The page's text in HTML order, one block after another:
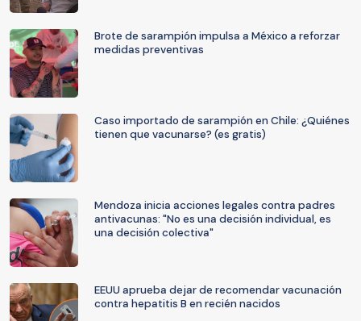
Brote de sarampión impulsa a México a reforzar
medidas preventivas
Caso importado de sarampión en Chile: ¿Quiénes
tienen que vacunarse? (es gratis)
Mendoza inicia acciones legales contra padres
antivacunas: "No es una decisión individual, es
una decisión colectiva"
EEUU aprueba dejar de recomendar vacunación
contra hepatitis B en recién nacidos